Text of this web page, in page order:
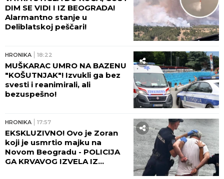
DIM SE VIDI I IZ BEOGRADA!
Alarmantno stanje u
Deliblatskoj peščari!
HRONIKA 18:22
MUŠKARAC UMRO NA BAZENU
"KOŠUTNJAK"! Izvukli ga bez
svesti i reanimirali, ali
bezuspešno!
HRONIKA 17:57
EKSKLUZIVNO! Ovo je Zoran
koji je usmrtio majku na
Novom Beogradu - POLICIJA
GA KRVAVOG IZVELA IZ